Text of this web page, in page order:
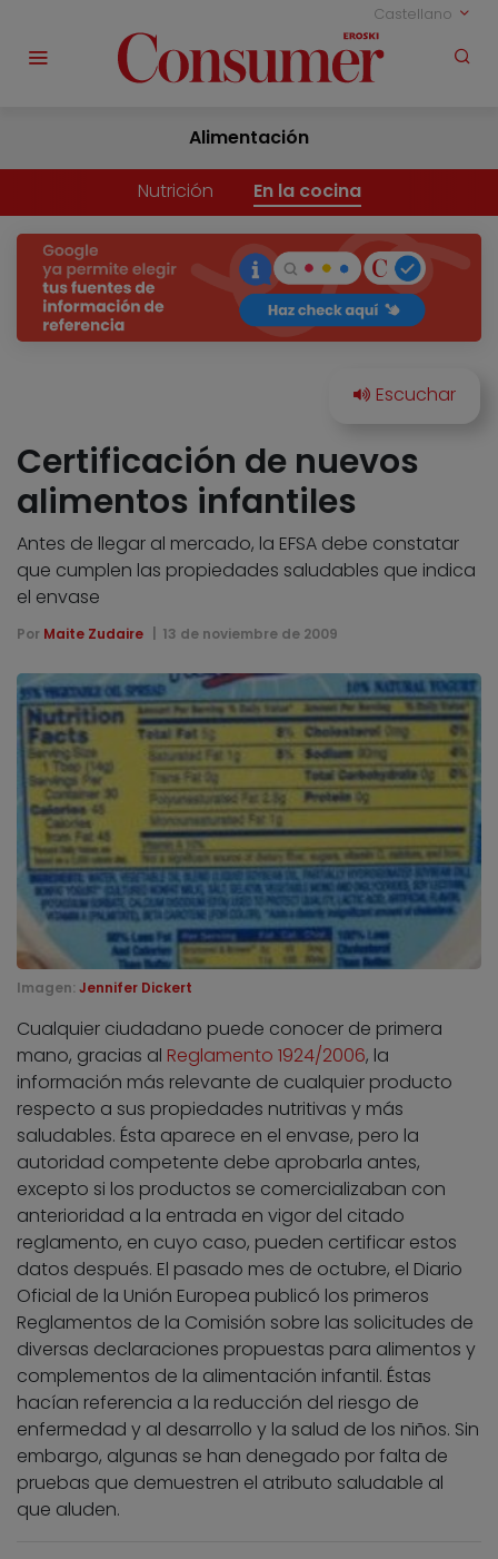
Castellano
Alimentación
Nutrición En la cocina
Certificación de nuevos
alimentos infantiles
Antes de llegar al mercado, la EFSA debe constatar
que cumplen las propiedades saludables que indica
el envase
Por Maite Zudaire 13 de noviembre de 2009
Imagen: Jennifer Dickert
Cualquier ciudadano puede conocer de primera
mano, gracias al Reglamento 1924/2006, la
información más relevante de cualquier producto
respecto a sus propiedades nutritivas y más
saludables. Ésta aparece en el envase, pero la
autoridad competente debe aprobarla antes,
excepto si los productos se comercializaban con
anterioridad a la entrada en vigor del citado
reglamento, en cuyo caso, pueden certificar estos
datos después. El pasado mes de octubre, el Diario
Oficial de la Unión Europea publicó los primeros
Reglamentos de la Comisión sobre las solicitudes de
diversas declaraciones propuestas para alimentos y
complementos de la alimentación infantil. Éstas
hacían referencia a la reducción del riesgo de
enfermedad y al desarrollo y la salud de los niños. Sin
embargo, algunas se han denegado por falta de
pruebas que demuestren el atributo saludable al
que aluden.